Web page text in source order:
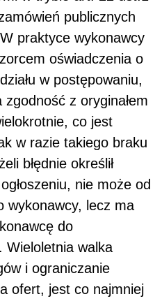
publicznych
praktyce wykonawcy
oświadczenia o
w postępowaniu,
z oryginałem
co jest
w razie takiego braku
błędnie określił
nie może od
wykonawcy, lecz ma
do
Wieloletnia walka
i ograniczanie
ofert, jest co najmniej